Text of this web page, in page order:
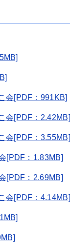
会[PDF：991KB]
会[PDF：2.42MB]
会[PDF：3.55MB]
[PDF：1.83MB]
[PDF：2.69MB]
会[PDF：4.14MB]